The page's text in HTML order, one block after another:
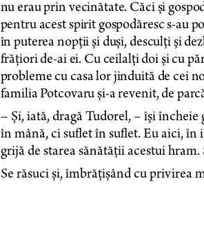
nu erau prin vecinătate. Căci și
pentru acest spirit gospodăresc s-au
în puterea nopții și duși, desculți și
frățiori de-ai ei. Cu ceilalți doi și cu
probleme cu casa lor jinduită de cei
familia Potcovaru și-a revenit, de
– Și, iată, dragă Tudorel, – își
în mână, ci suflet în suflet. Eu aici,
grijă de starea sănătății acestui
Se răsuci și, îmbrățișând cu privirea